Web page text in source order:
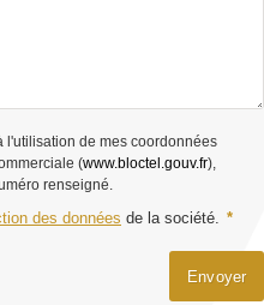
l'utilisation de mes coordonnées
(www.bloctel.gouv.fr),
renseigné.
des données de la société. *